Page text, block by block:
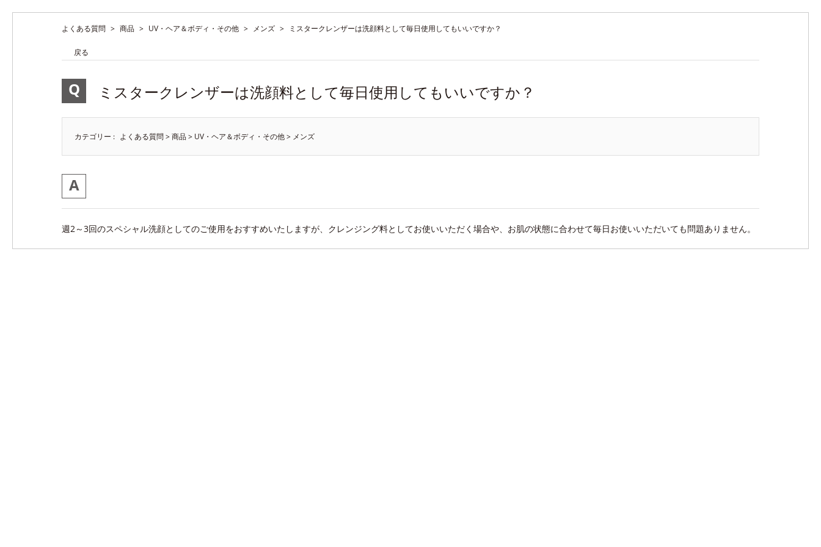
よくある質問 > 商品 > UV・ヘア＆ボディ・その他 > メンズ > ミスタークレンザーは洗顔料として毎日使用してもいいですか？
戻る
ミスタークレンザーは洗顔料として毎日使用してもいいですか？
カテゴリー : よくある質問>商品> UV・ヘア＆ボディ・その他> メンズ
週2～3回のスペシャル洗顔としてのご使用をおすすめいたしますが、クレンジング料としてお使いいただく場合や、お肌の状態に合わせて毎日お使いいただいても問題ありません。